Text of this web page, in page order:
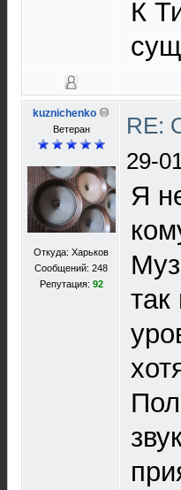
К
kuznichenko
Ветеран
Откуда: Харьков
Сообщений: 248
Репутация: 92
RE:
29-
Я